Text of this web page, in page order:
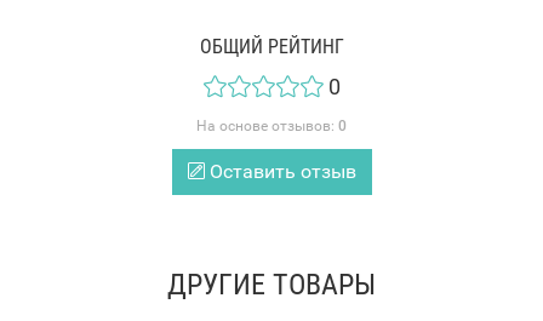
ОБЩИЙ РЕЙТИНГ
0
На основе отзывов: 0
Оставить отзыв
ДРУГИЕ ТОВАРЫ